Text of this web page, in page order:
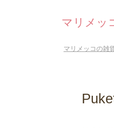
マリメッ
マリメッコの雑